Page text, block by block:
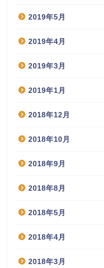
2019年5月
2019年4月
2019年3月
2019年1月
2018年12月
2018年10月
2018年9月
2018年8月
2018年5月
2018年4月
2018年3月